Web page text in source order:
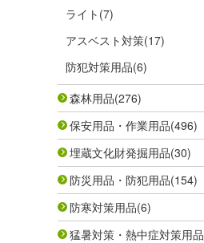
ライト (7)
アスベスト対策(17)
防犯対策用品(6)
森林用品(276)
保安用品・作業用品(496)
埋蔵文化財発掘用品(30)
防災用品・防犯用品(154)
防寒対策用品(6)
猛暑対策・熱中症対策用品